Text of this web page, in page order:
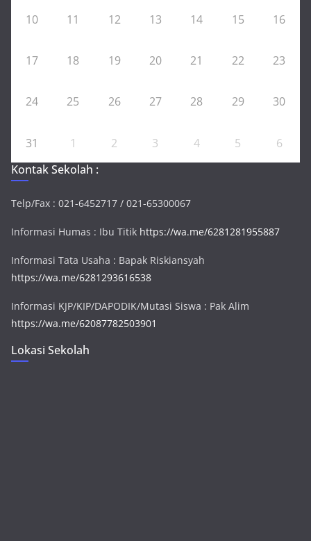
10 11 12 13 14 15 16
17 18 19 20 21 22 23
24 25 26 27 28 29 30
31 1 2 3 4 5
6
Kontak Sekolah :
Telp/Fax : 021-6452717 / 021-65300067
Informasi Humas : Ibu Titik https://wa.me/6281281955887
Informasi Tata Usaha : Bapak Riskiansyah
https://wa.me/6281293616538
Informasi KJP/KIP/DAPODIK/Mutasi Siswa : Pak Alim
https://wa.me/62087782503901
Lokasi Sekolah